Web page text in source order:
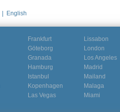
English
Frankfurt
Göteborg
Granada
Hamburg
Istanbul
Kopenhagen
Las Vegas
Lissabon
London
Los Angeles
Madrid
Mailand
Malaga
Miami